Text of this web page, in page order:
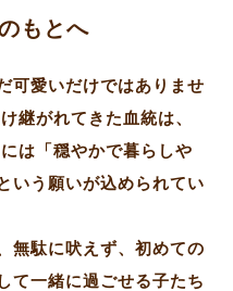
もとへ
可愛いだけではありませ
継がれてきた血統は、
は「穏やかで暮らしや
いう願いが込められてい
無駄に吠えず、初めての
て一緒に過ごせる子たち